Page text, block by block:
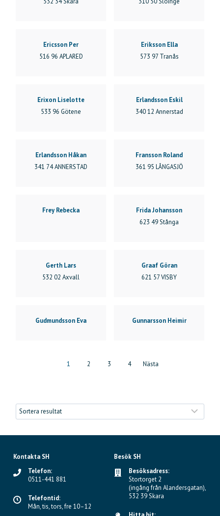
Ericsson Per
516 96 APLARED
Eriksson Ella
573 97 Tranås
Erixon Liselotte
533 96 Götene
Erlandsson Eskil
340 12 Annerstad
Erlandsson Håkan
341 74 ANNERSTAD
Fransson Roland
361 95 LÅNGASJÖ
Frey Rebecka
Frida Johansson
623 49 Stånga
Gerth Lars
532 02 Axvall
Graaf Göran
621 57 VISBY
Gudmundsson Eva Gunnarsson Heimir
s
v
1 2 3 4 Nästa
Kontakta SH
Telefon:
0511-441 881
Telefontid:
Mån, tis, tors, fre 10–12
Besök SH
Besöksadress:
Stortorget 2
(ingång från Alandersgatan),
532 39 Skara